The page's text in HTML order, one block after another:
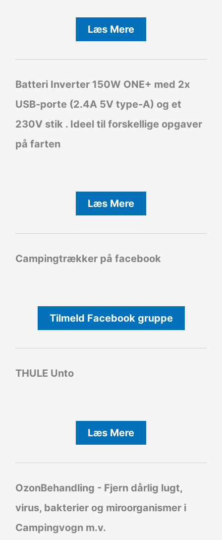
Læs Mere
Batteri Inverter150W ONE+ med 2x
USB-porte (2.4A 5V type-A) og et
230V stik . Ideel til forskellige opgaver
på farten
Læs Mere
Campingtrækker på facebook
Tilmeld Facebook gruppe
THULE Unto
Læs Mere
OzonBehandling - Fjern dårlig lugt,
virus, bakterier og miroorganismer i
Campingvogn m.v.